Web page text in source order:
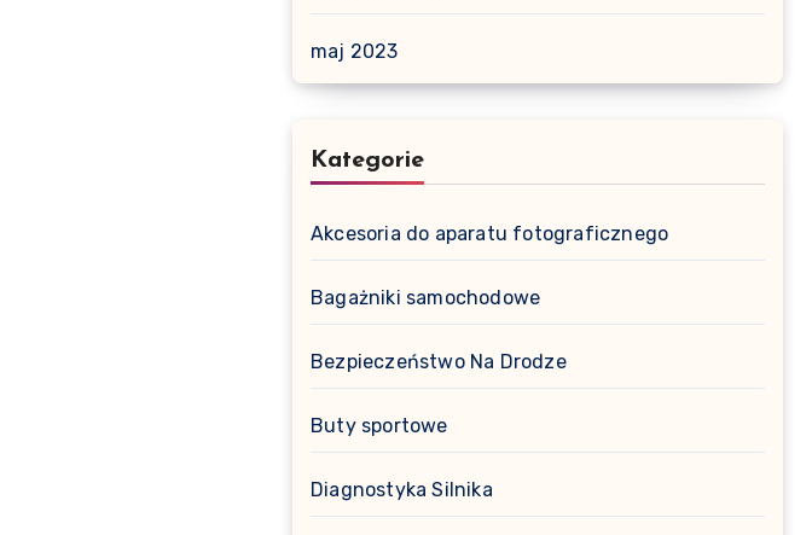
maj 2023
Kategorie
Akcesoria do aparatu fotograficznego
Bagażniki samochodowe
Bezpieczeństwo Na Drodze
Buty sportowe
Diagnostyka Silnika